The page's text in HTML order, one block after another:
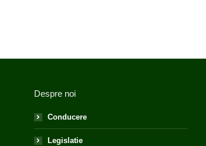
Despre noi
Conducere
Legislatie